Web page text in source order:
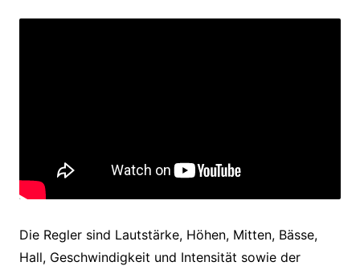
Die Regler sind Lautstärke, Höhen, Mitten, Bässe,
Hall, Geschwindigkeit und Intensität sowie der